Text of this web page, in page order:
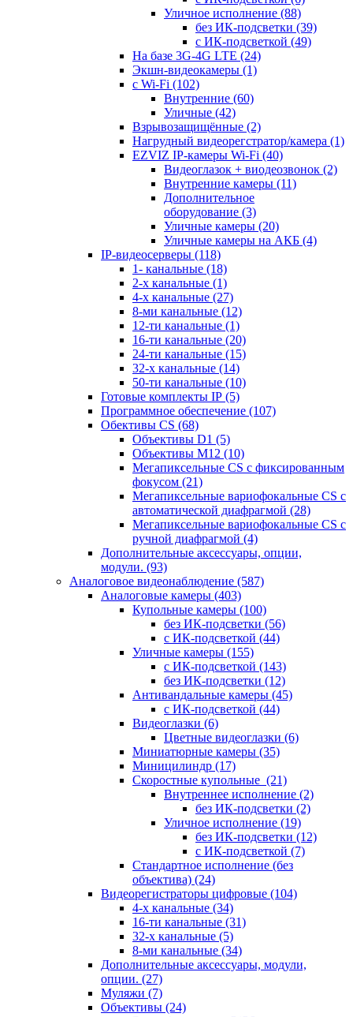
Уличное исполнение (88)
без ИК-подсветки (39)
с ИК-подсветкой (49)
На базе 3G-4G LTE (24)
Экшн-видеокамеры (1)
с Wi-Fi (102)
Внутренние (60)
Уличные (42)
Взрывозащищённые (2)
Нагрудный видеорегстратор/камера (1)
EZVIZ IP-камеры Wi-Fi (40)
Видеоглазок + виодеозвонок (2)
Внутренние камеры (11)
Дополнительное
оборудование (3)
Уличные камеры (20)
Уличные камеры на АКБ (4)
IP-видеосерверы (118)
1- канальные (18)
2-х канальные (1)
4-х канальные (27)
8-ми канальные (12)
12-ти канальные (1)
16-ти канальные (20)
24-ти канальные (15)
32-х канальные (14)
50-ти канальные (10)
Готовые комплекты IP (5)
Программное обеспечение (107)
Обективы CS (68)
Объективы D1 (5)
Объективы M12 (10)
Мегапиксельные CS c фиксированным
фокусом (21)
Мегапиксельные вариофокальные CS c
автоматической диафрагмой (28)
Мегапиксельные вариофокальные CS c
ручной диафрагмой (4)
Дополнительные аксессуары, опции,
модули. (93)
Аналоговое видеонаблюдение (587)
Аналоговые камеры (403)
Купольные камеры (100)
без ИК-подсветки (56)
с ИК-подсветкой (44)
Уличные камеры (155)
с ИК-подсветкой (143)
без ИК-подсветки (12)
Антивандальные камеры (45)
с ИК-подсветкой (44)
Видеоглазки (6)
Цветные видеоглазки (6)
Миниатюрные камеры (35)
Миницилиндр (17)
Скоростные купольные (21)
Внутреннее исполнение (2)
без ИК-подсветки (2)
Уличное исполнение (19)
без ИК-подсветки (12)
с ИК-подсветкой (7)
Стандартное исполнение (без
объектива) (24)
Видеорегистраторы цифровые (104)
4-х канальные (34)
16-ти канальные (31)
32-х канальные (5)
8-ми канальные (34)
Дополнительные аксессуары, модули,
опции. (27)
Муляжи (7)
Объективы (24)